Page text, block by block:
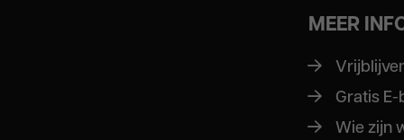
MEER
Gratis E-
Wie zijn